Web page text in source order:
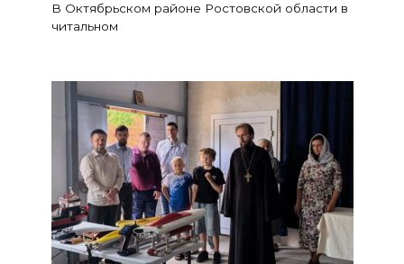
В Октябрьском районе Ростовской области в
читальном